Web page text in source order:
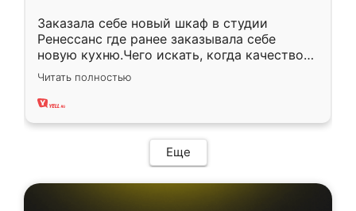
Заказала себе новый шкаф в студии
Ренессанс где ранее заказывала себе
новую кухню.Чего искать, когда качеством
вполне довольна. Служит кухня уже почти
два года, нареканий нет.
Читать полностью
Еще